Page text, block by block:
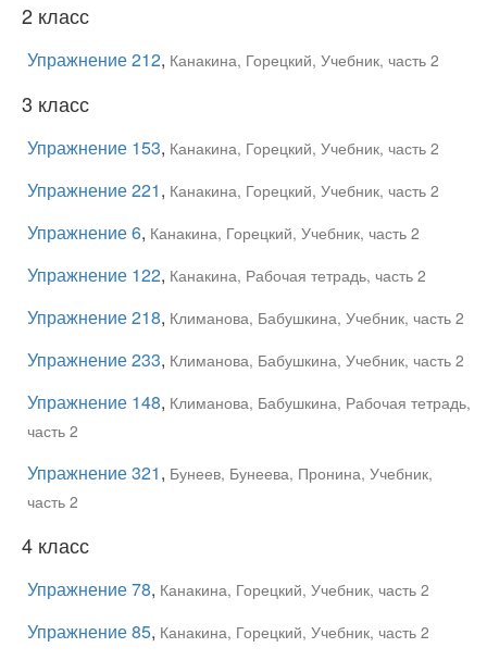
2 класс
Упражнение 212, Канакина, Горецкий, Учебник, часть 2
3 класс
Упражнение 153, Канакина, Горецкий, Учебник, часть 2
Упражнение 221, Канакина, Горецкий, Учебник, часть 2
Упражнение 6, Канакина, Горецкий, Учебник, часть 2
Упражнение 122, Канакина, Рабочая тетрадь, часть 2
Упражнение 218, Климанова, Бабушкина, Учебник, часть 2
Упражнение 233, Климанова, Бабушкина, Учебник, часть 2
Упражнение 148, Климанова, Бабушкина, Рабочая тетрадь,
часть 2
Упражнение 321, Бунеев, Бунеева, Пронина, Учебник,
часть 2
4 класс
Упражнение 78, Канакина, Горецкий, Учебник, часть 2
Упражнение 85, Канакина, Горецкий, Учебник, часть 2